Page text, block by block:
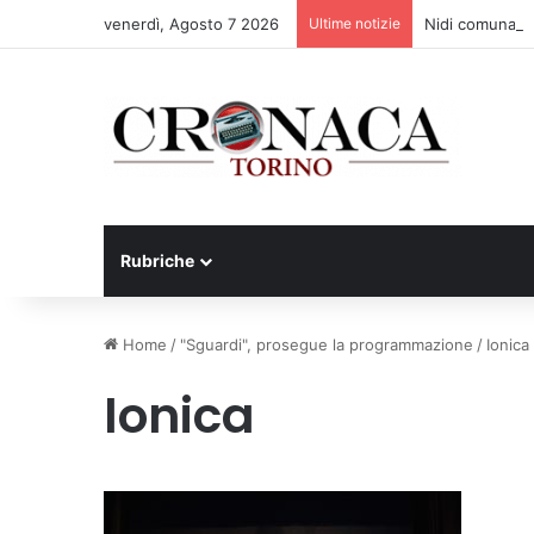
venerdì, Agosto 7 2026 Ultime notizie Nidi comunali:
Rubriche
Home / "Sguardi", prosegue la programmazione / Ionica
Ionica